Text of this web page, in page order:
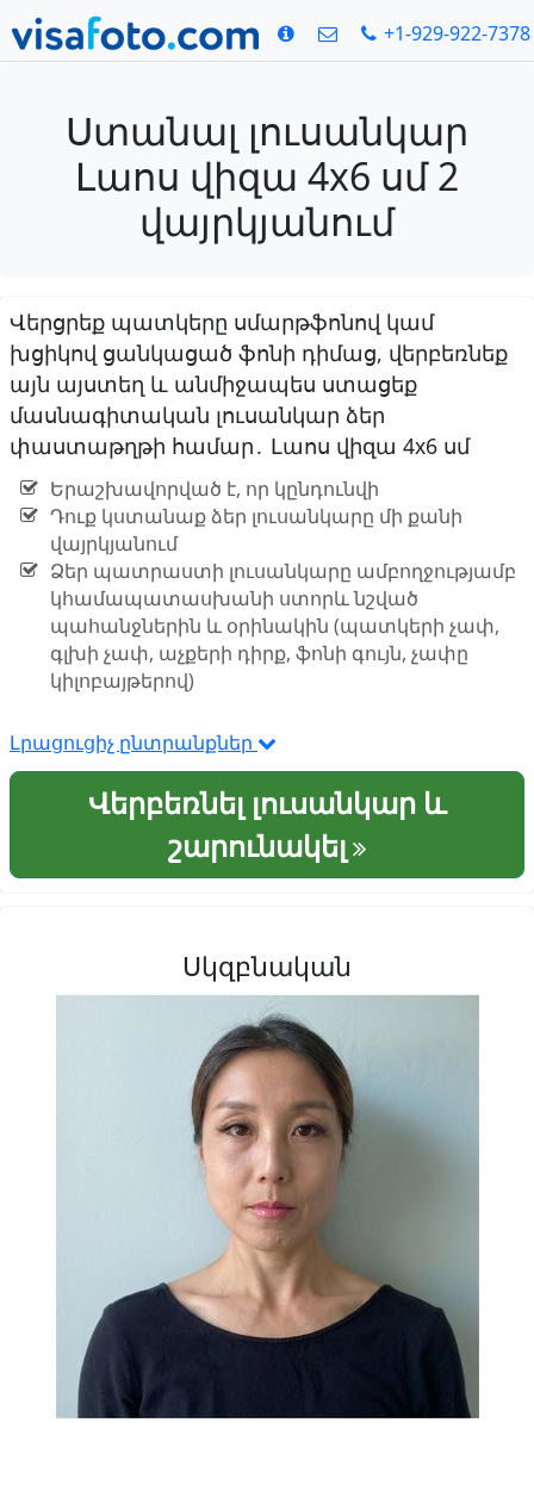
+1-929-922-7378
Ստանալ լուսանկար
Լաոս վիզա 4x6 սմ 2
վայրկյանում
Վերցրեք պատկերը սմարթֆոնով կամ
խցիկով ցանկացած ֆոնի դիմաց, վերբեռնեք
այն այստեղ և անմիջապես ստացեք
մասնագիտական լուսանկար ձեր
փաստաթղթի համար․ Լաոս վիզա 4x6 սմ
Երաշխավորված է, որ կընդունվի
Դուք կստանաք ձեր լուսանկարը մի քանի
վայրկյանում
Ձեր պատրաստի լուսանկարը ամբողջությամբ
կհամապատասխանի ստորև նշված
պահանջներին և օրինակին (պատկերի չափ,
գլխի չափ, աչքերի դիրք, ֆոնի գույն, չափը
կիլոբայթերով)
Լրացուցիչ ընտրանքներ
Վերբեռնել լուսանկար և
շարունակել
Սկզբնական